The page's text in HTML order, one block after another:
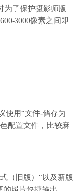
为了保护摄影师版
3000像素之间即
使用“文件-储存为
配置文件，比较麻
（旧版）“以及新版
照片快捷输出。